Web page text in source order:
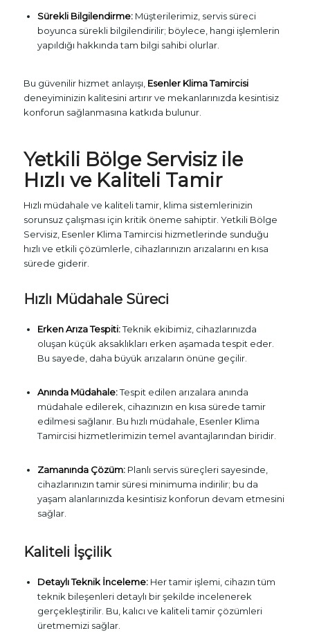
Sürekli Bilgilendirme:Müşterilerimiz, servis süreci
boyunca sürekli bilgilendirilir; böylece, hangi işlemlerin
yapıldığı hakkında tam bilgi sahibi olurlar.
Bu güvenilir hizmet anlayışı, Esenler Klima Tamircisi
deneyiminizin kalitesini artırır ve mekanlarınızda kesintisiz
konforun sağlanmasına katkıda bulunur.
Yetkili Bölge Servisiz ile
Hızlı ve Kaliteli Tamir
Hızlı müdahale ve kaliteli tamir, klima sistemlerinizin
sorunsuz çalışması için kritik öneme sahiptir. Yetkili Bölge
Servisiz, Esenler Klima Tamircisi hizmetlerinde sunduğu
hızlı ve etkili çözümlerle, cihazlarınızın arızalarını en kısa
sürede giderir.
Hızlı Müdahale Süreci
Erken Arıza Tespiti:Teknik ekibimiz, cihazlarınızda
oluşan küçük aksaklıkları erken aşamada tespit eder.
Bu sayede, daha büyük arızaların önüne geçilir.
Anında Müdahale:Tespit edilen arızalara anında
müdahale edilerek, cihazınızın en kısa sürede tamir
edilmesi sağlanır. Bu hızlı müdahale, Esenler Klima
Tamircisi hizmetlerimizin temel avantajlarından biridir.
Zamanında Çözüm:Planlı servis süreçleri sayesinde,
cihazlarınızın tamir süresi minimuma indirilir; bu da
yaşam alanlarınızda kesintisiz konforun devam etmesini
sağlar.
Kaliteli İşçilik
Detaylı Teknik İnceleme:Her tamir işlemi, cihazın tüm
teknik bileşenleri detaylı bir şekilde incelenerek
gerçekleştirilir. Bu, kalıcı ve kaliteli tamir çözümleri
üretmemizi sağlar.